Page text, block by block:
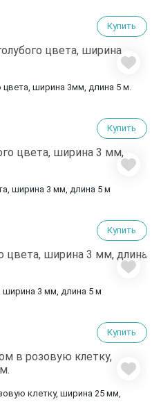
Купить
цвета, ширина 3мм, длина 5 м.
Купить
ширина 3 мм, длина 5 м
Купить
ширина 3 мм, длина 5 м
Купить
клетку, ширина 25 мм,